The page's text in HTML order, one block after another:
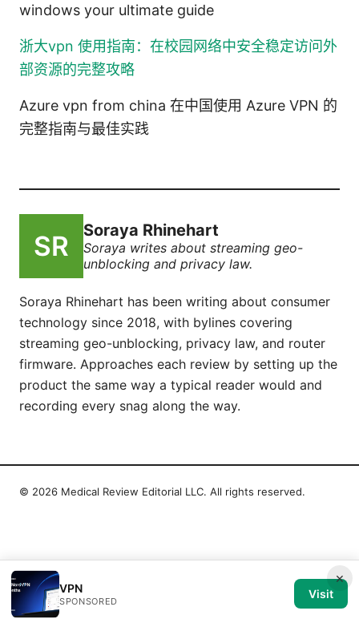
windows your ultimate guide
浙大vpn 使用指南：在校园网络中安全稳定访问外
部资源的完整攻略
Azure vpn from china 在中国使用 Azure VPN 的
完整指南与最佳实践
Soraya Rhinehart
Soraya writes about streaming geo-
unblocking and privacy law.
Soraya Rhinehart has been writing about consumer
technology since 2018, with bylines covering
streaming geo-unblocking, privacy law, and router
firmware. Approaches each review by setting up the
product the same way a typical reader would and
recording every snag along the way.
×
VPN
SPONSORED
Visit
© 2026 Medical Review Editorial LLC. All rights reserved.